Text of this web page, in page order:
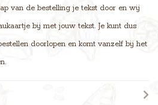
van de bestelling je tekst door en wij
bij met jouw tekst. Je kunt dus
doorlopen en komt vanzelf bij het